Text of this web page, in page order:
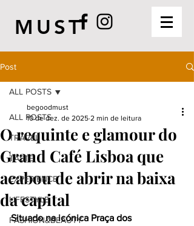
MUST
Post
ALL POSTS
TRAVEL
TASTE
EXPERIENCE
LIFESTYLE
FASHION&BEAUTY
ALL POSTS
O requinte e glamour do
Grand Café Lisboa que
acabou de abrir na baixa
da capital
begoodmust
10 de dez. de 2025 2 min de leitura
Situado na icónica Praça dos